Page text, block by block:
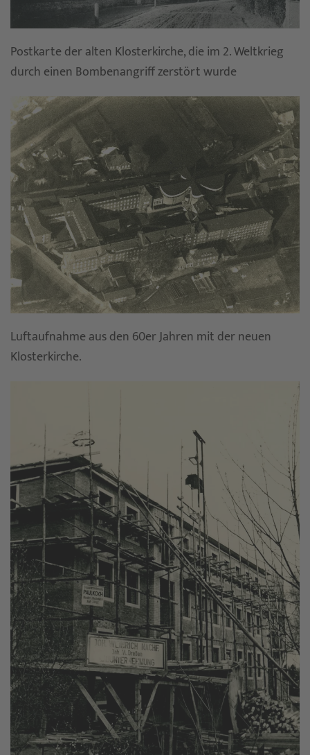
Postkarte der alten Klosterkirche, die im 2. Weltkrieg
durch einen Bombenangriff zerstört wurde
Luftaufnahme aus den 60er Jahren mit der neuen
Klosterkirche.